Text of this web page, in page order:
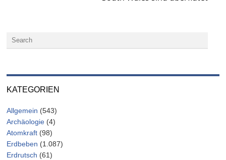
KATEGORIEN
Allgemein (543)
Archäologie (4)
Atomkraft (98)
Erdbeben (1.087)
Erdrutsch (61)